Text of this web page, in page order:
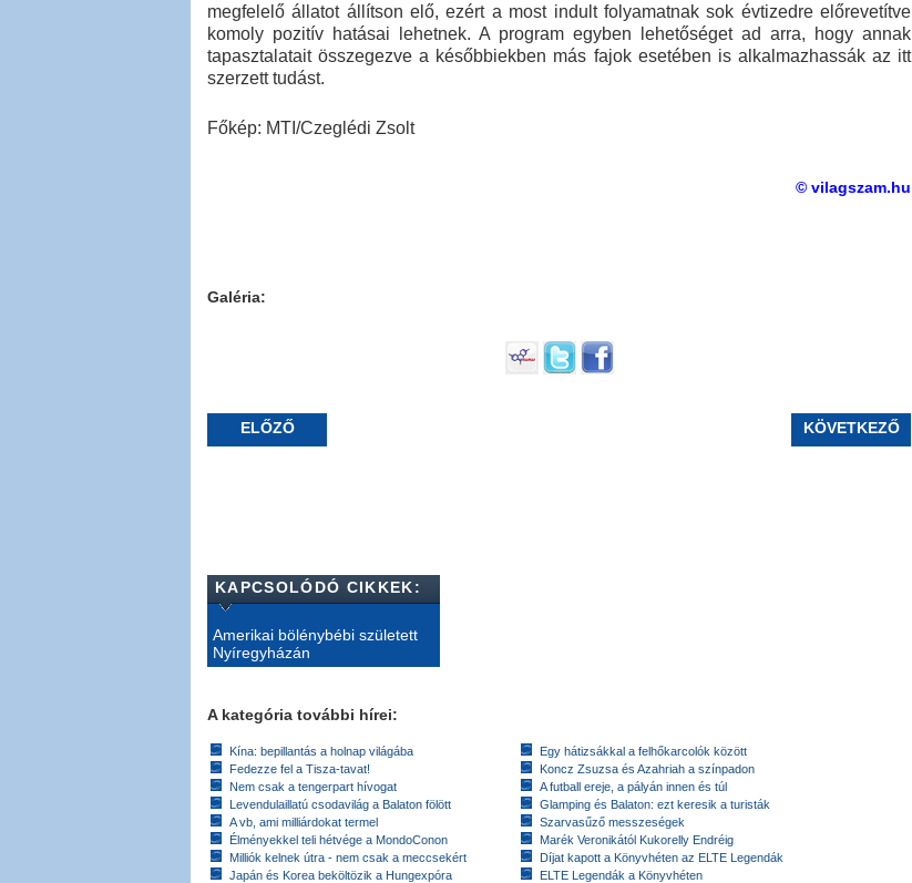
megfelelő állatot állítson elő, ezért a most indult folyamatnak sok évtizedre előrevetítve
komoly pozitív hatásai lehetnek. A program egyben lehetőséget ad arra, hogy annak
tapasztalatait összegezve a későbbiekben más fajok esetében is alkalmazhassák az itt
szerzett tudást.
Főkép: MTI/Czeglédi Zsolt
© vilagszam.hu
Galéria:
ELŐZŐ KÖVETKEZŐ
KAPCSOLÓDÓ CIKKEK:
Amerikai bölénybébi született
Nyíregyházán
A kategória további hírei:
Kína: bepillantás a holnap világába
Fedezze fel a Tisza-tavat!
Nem csak a tengerpart hívogat
Levendulaillatú csodavilág a Balaton fölött
A vb, ami milliárdokat termel
Élményekkel teli hétvége a MondoConon
Milliók kelnek útra - nem csak a meccsekért
Japán és Korea beköltözik a Hungexpóra
Egy hátizsákkal a felhőkarcolók között
Koncz Zsuzsa és Azahriah a színpadon
A futball ereje, a pályán innen és túl
Glamping és Balaton: ezt keresik a turisták
Szarvasűző messzeségek
Marék Veronikától Kukorelly Endréig
Díjat kapott a Könyvhéten az ELTE Legendák
ELTE Legendák a Könyvhéten